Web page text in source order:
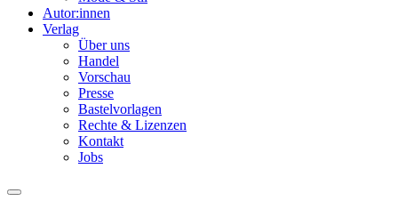
Autor:innen
Verlag
Über uns
Handel
Vorschau
Presse
Bastelvorlagen
Rechte & Lizenzen
Kontakt
Jobs